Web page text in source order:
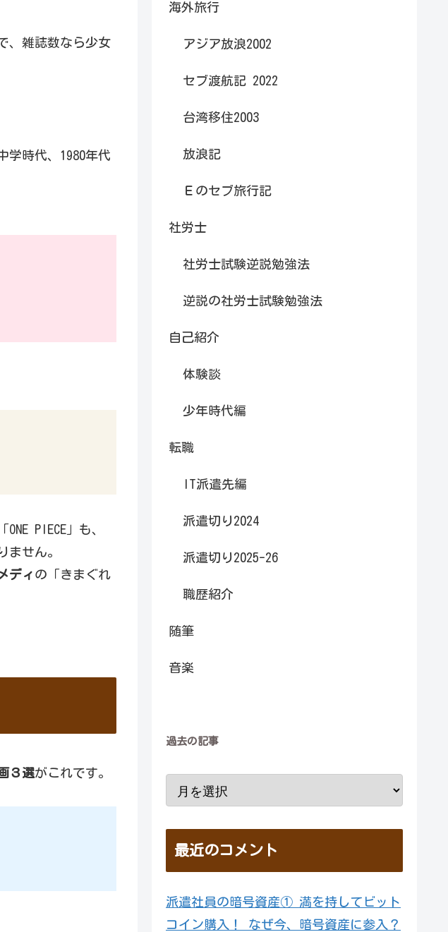
、雑誌数なら少女
学時代、1980年代
PIECE」も、
ません。
ディ の「きまぐれ
３選がこれです。
海外旅行
アジア放浪2002
セブ渡航記 2022
台湾移住2003
放浪記
Ｅのセブ旅行記
社労士
社労士試験逆説勉強法
逆説の社労士試験勉強法
自己紹介
体験談
少年時代編
転職
IT派遣先編
派遣切り2024
派遣切り2025-26
職歴紹介
随筆
音楽
過去の記事
最近のコメント
派遣社員の暗号資産① 満を持してビット
コイン購入！ なぜ今、暗号資産に参入？